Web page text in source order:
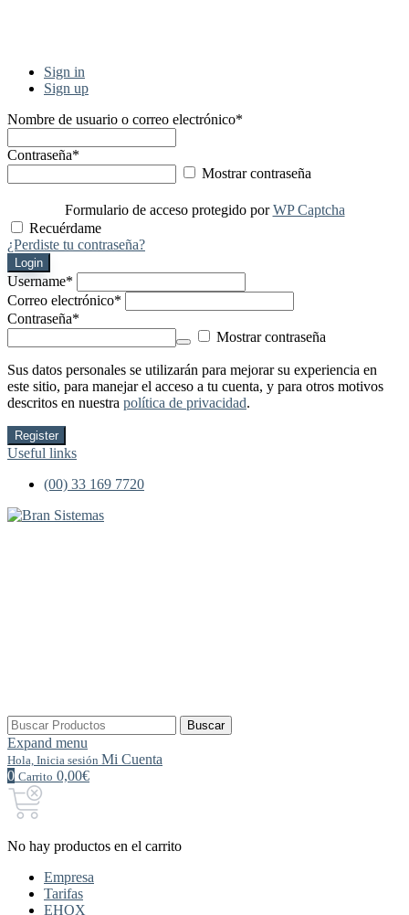
Sign in
Sign up
Nombre de usuario o correo electrónico*
Contraseña*
Mostrar contraseña
Formulario de acceso protegido porWP Captcha
Recuérdame
¿Perdiste tu contraseña?
Login
Username*
Correo electrónico*
Contraseña*
Mostrar contraseña
Sus datos personales se utilizarán para mejorar su experiencia en
este sitio, para manejar el acceso a tu cuenta, y para otros motivos
descritos en nuestra política de privacidad.
Register
Useful links
(00) 33 169 7720
Buscar
por:
Buscar
Expand menu
Hola, Inicia sesión Mi Cuenta
0 Carrito 0,00€
No hay productos en el carrito
Empresa
Tarifas
EHOX